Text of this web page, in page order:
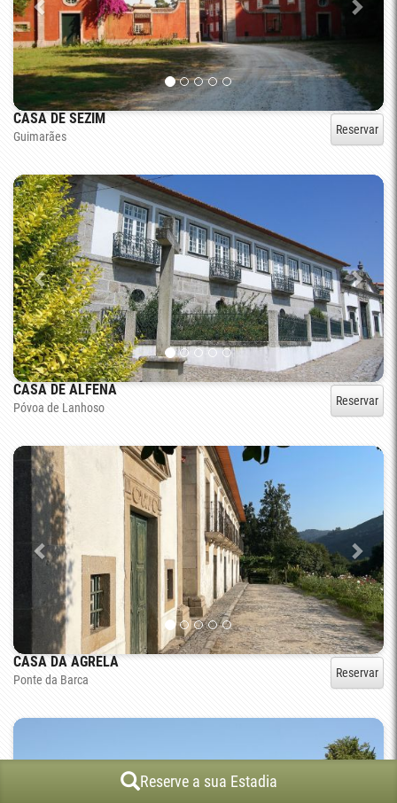
Reserve a sua Estadia
CASA DE SEZIM
Guimarães Reservar
CASA DE ALFENA
Póvoa de Lanhoso Reservar
CASA DA AGRELA
Ponte da Barca Reservar